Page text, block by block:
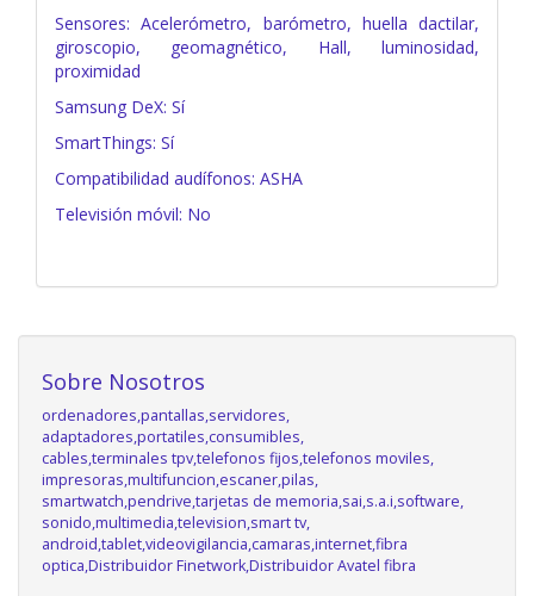
Sensores: Acelerómetro, barómetro, huella dactilar,
giroscopio, geomagnético, Hall, luminosidad,
proximidad
Samsung DeX: Sí
SmartThings: Sí
Compatibilidad audífonos: ASHA
Televisión móvil: No
Sobre Nosotros
ordenadores,pantallas,servidores,
adaptadores,portatiles,consumibles,
cables,terminales tpv,telefonos fijos,telefonos moviles,
impresoras,multifuncion,escaner,pilas,
smartwatch,pendrive,tarjetas de memoria,sai,s.a.i,software,
sonido,multimedia,television,smart tv,
android,tablet,videovigilancia,camaras,internet,fibra
optica,Distribuidor Finetwork,Distribuidor Avatel fibra